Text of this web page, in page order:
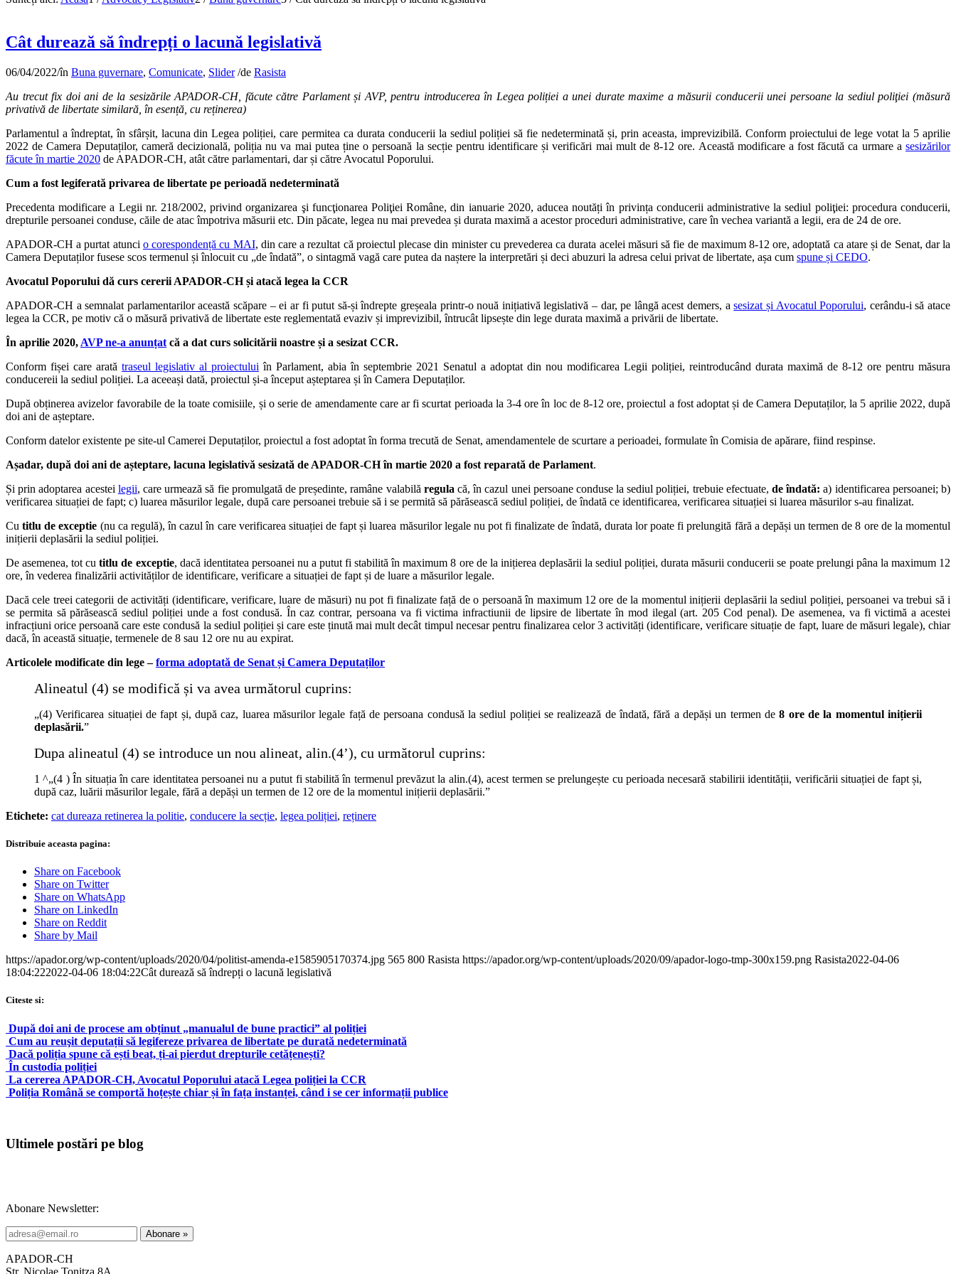
Cât durează să îndrepți o lacună legislativă
06/04/2022/în Buna guvernare, Comunicate, Slider /de Rasista
Au trecut fix doi ani de la sesizările APADOR-CH, făcute către Parlament și AVP, pentru introducerea în Legea poliției a unei durate maxime a măsurii conducerii unei persoane la sediul poliţiei (măsură
privativă de libertate similară, în esență, cu reținerea)
Parlamentul a îndreptat, în sfârșit, lacuna din Legea poliției, care permitea ca durata conducerii la sediul poliției să fie nedeterminată și, prin aceasta, imprevizibilă. Conform proiectului de lege votat la 5 aprilie
2022 de Camera Deputaților, cameră decizională, poliția nu va mai putea ține o persoană la secție pentru identificare și verificări mai mult de 8-12 ore. Această modificare a fost făcută ca urmare a sesizărilor
făcute în martie 2020 de APADOR-CH, atât către parlamentari, dar și către Avocatul Poporului.
Cum a fost legiferată privarea de libertate pe perioadă nedeterminată
Precedenta modificare a Legii nr. 218/2002, privind organizarea şi funcţionarea Poliţiei Române, din ianuarie 2020, aducea noutăți în privința conducerii administrative la sediul poliţiei: procedura conducerii,
drepturile persoanei conduse, căile de atac împotriva măsurii etc. Din păcate, legea nu mai prevedea și durata maximă a acestor proceduri administrative, care în vechea variantă a legii, era de 24 de ore.
APADOR-CH a purtat atunci o corespondență cu MAI, din care a rezultat că proiectul plecase din minister cu prevederea ca durata acelei măsuri să fie de maximum 8-12 ore, adoptată ca atare și de Senat, dar la
Camera Deputaților fusese scos termenul și înlocuit cu „de îndată”, o sintagmă vagă care putea da naștere la interpretări și deci abuzuri la adresa celui privat de libertate, așa cum spune și CEDO.
Avocatul Poporului dă curs cererii APADOR-CH și atacă legea la CCR
APADOR-CH a semnalat parlamentarilor această scăpare – ei ar fi putut să-și îndrepte greșeala printr-o nouă inițiativă legislativă – dar, pe lângă acest demers, asesizat și Avocatul Poporului, cerându-i să atace
legea la CCR, pe motiv că o măsură privativă de libertate este reglementată evaziv și imprevizibil, întrucât lipsește din lege durata maximă a privării de libertate.
În aprilie 2020, AVP ne-a anunțat că a dat curs solicitării noastre și a sesizat CCR.
Conform fișei care arată traseul legislativ al proiectului în Parlament, abia în septembrie 2021 Senatul a adoptat din nou modificarea Legii poliției, reintroducând durata maximă de 8-12 ore pentru măsura
conducereii la sediul poliției. La aceeași dată, proiectul și-a început așteptarea și în Camera Deputaților.
După obținerea avizelor favorabile de la toate comisiile, și o serie de amendamente care ar fi scurtat perioada la 3-4 ore în loc de 8-12 ore, proiectul a fost adoptat și de Camera Deputaților, la 5 aprilie 2022, după
doi ani de așteptare.
Conform datelor existente pe site-ul Camerei Deputaților, proiectul a fost adoptat în forma trecută de Senat, amendamentele de scurtare a perioadei, formulate în Comisia de apărare, fiind respinse.
Așadar, după doi ani de așteptare, lacuna legislativă sesizată de APADOR-CH în martie 2020 a fost reparată de Parlament.
Și prin adoptarea acestei legii, care urmează să fie promulgată de președinte, ramâne valabilă regula că, în cazul unei persoane conduse la sediul poliției, trebuie efectuate,de îndată:a) identificarea persoanei; b)
verificarea situației de fapt; c) luarea măsurilor legale, după care persoanei trebuie să i se permită să părăsească sediul poliției, de îndată ce identificarea, verificarea situației si luarea măsurilor s-au finalizat.
Cutitlu de exceptie (nu ca regulă), în cazul în care verificarea situației de fapt și luarea măsurilor legale nu pot fi finalizate de îndată, durata lor poate fi prelungită fără a depăși un termen de 8 ore de la momentul
inițierii deplasării la sediul poliției.
De asemenea, tot cutitlu de exceptie, dacă identitatea persoanei nu a putut fi stabilită în maximum 8 ore de la inițierea deplasării la sediul poliției, durata măsurii conducerii se poate prelungi pâna la maximum 12
ore, în vederea finalizării activităților de identificare, verificare a situației de fapt și de luare a măsurilor legale.
Dacă cele treei categorii de activități (identificare, verificare, luare de măsuri) nu pot fi finalizate față de o persoană în maximum 12 ore de la momentul inițierii deplasării la sediul poliției, persoanei va trebui să i
se permita să părăsească sediul poliției unde a fost condusă. În caz contrar, persoana va fi victima infractiunii de lipsire de libertate în mod ilegal (art. 205 Cod penal). De asemenea, va fi victimă a acestei
infracțiuni orice persoană care este condusă la sediul poliției și care este ținută mai mult decât timpul necesar pentru finalizarea celor 3 activități (identificare, verificare situație de fapt, luare de măsuri legale), chiar
dacă, în această situație, termenele de 8 sau 12 ore nu au expirat.
Articolele modificate din lege –forma adoptată de Senat și Camera Deputaților
Alineatul (4) se modifică și va avea următorul cuprins:
„(4) Verificarea situației de fapt și, după caz, luarea măsurilor legale față de persoana condusă la sediul poliției se realizează de îndată, fără a depăși un termen de8 ore de la momentul inițierii
deplasării.”
Dupa alineatul (4) se introduce un nou alineat, alin.(4’), cu următorul cuprins:
1 ^„(4 ) În situația în care identitatea persoanei nu a putut fi stabilită în termenul prevăzut la alin.(4), acest termen se prelungește cu perioada necesară stabilirii identității, verificării situației de fapt și,
după caz, luării măsurilor legale, fără a depăși un termen de 12 ore de la momentul inițierii deplasării.”
Etichete: cat dureaza retinerea la politie, conducere la secție, legea poliției, reținere
Distribuie aceasta pagina:
Share on Facebook
Share on Twitter
Share on WhatsApp
Share on LinkedIn
Share on Reddit
Share by Mail
https://apador.org/wp-content/uploads/2020/04/politist-amenda-e1585905170374.jpg 565 800 Rasista https://apador.org/wp-content/uploads/2020/09/apador-logo-tmp-300x159.png Rasista2022-04-06
18:04:222022-04-06 18:04:22Cât durează să îndrepți o lacună legislativă
Citeste si:
După doi ani de procese am obținut „manualul de bune practici” al poliției
Cum au reuşit deputații să legifereze privarea de libertate pe durată nedeterminată
Dacă poliția spune că ești beat, ți-ai pierdut drepturile cetățenești?
În custodia poliției
La cererea APADOR-CH, Avocatul Poporului atacă Legea poliției la CCR
Poliția Română se comportă hoțește chiar și în fața instanței, când i se cer informații publice
Ultimele postări pe blog
Abonare Newsletter:
APADOR-CH
Str. Nicolae Tonitza 8A